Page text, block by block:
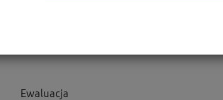
Ewaluacja